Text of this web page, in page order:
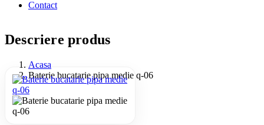
Contact
Descriere produs
Acasa
Baterie bucatarie pipa medie q-06